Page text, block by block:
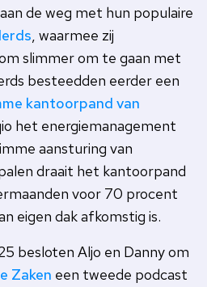
de weg met hun populaire
, waarmee zij
slimmer om te gaan met
besteedden eerder een
kantoorpand van
het energiemanagement
aansturing van
draait het kantoorpand
voor 70 procent
eigen dak afkomstig is.
besloten Aljo en Danny om
Zaken een tweede podcast